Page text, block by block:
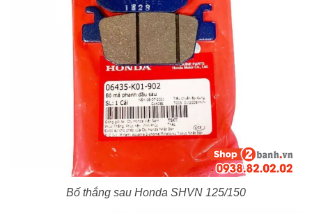
Bố thắng sau Honda SHVN 125/150